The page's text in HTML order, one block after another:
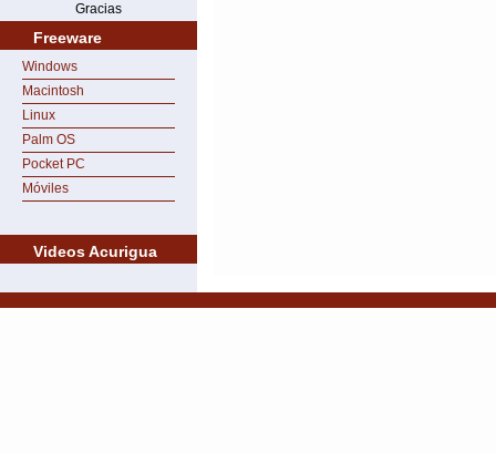
Gracias
Freeware
Windows
Macintosh
Linux
Palm OS
Pocket PC
Móviles
Videos Acurigua